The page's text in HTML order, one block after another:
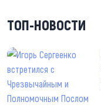
ТОП-НОВОСТИ